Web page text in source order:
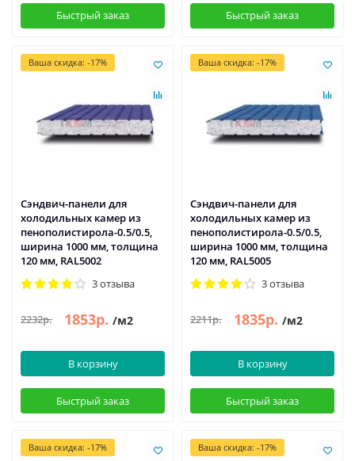
Быстрый заказ Быстрый заказ
Ваша скидка: -17%
Сэндвич-панели для
холодильных камер из
пенополистирола-0.5/0.5,
ширина 1000 мм, толщина
120 мм, RAL5002
3 отзыва
2232р. 1853р. /м2
В корзину
Быстрый заказ
Ваша скидка: -17%
Сэндвич-панели для
холодильных камер из
пенополистирола-0.5/0.5,
ширина 1000 мм, толщина
120 мм, RAL5005
3 отзыва
2211р. 1835р. /м2
В корзину
Быстрый заказ
Ваша скидка: -17% Ваша скидка: -17%